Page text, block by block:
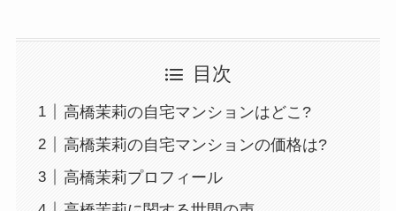
目次
高橋茉莉の自宅マンションはどこ?
高橋茉莉の自宅マンションの価格は?
高橋茉莉プロフィール